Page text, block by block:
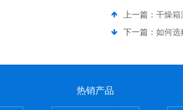
上一篇： 干燥箱
下一篇： 如何选
热销产品